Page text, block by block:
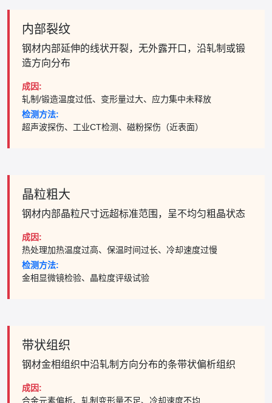
内部裂纹
钢材内部延伸的线状开裂，无外露开口，沿轧制或锻
造方向分布
成因:
轧制/锻造温度过低、变形量过大、应力集中未释放
检测方法:
超声波探伤、工业CT检测、磁粉探伤（近表面）
晶粒粗大
钢材内部晶粒尺寸远超标准范围，呈不均匀粗晶状态
成因:
热处理加热温度过高、保温时间过长、冷却速度过慢
检测方法:
金相显微镜检验、晶粒度评级试验
带状组织
钢材金相组织中沿轧制方向分布的条带状偏析组织
成因:
合金元素偏析、轧制变形量不足、冷却速度不均